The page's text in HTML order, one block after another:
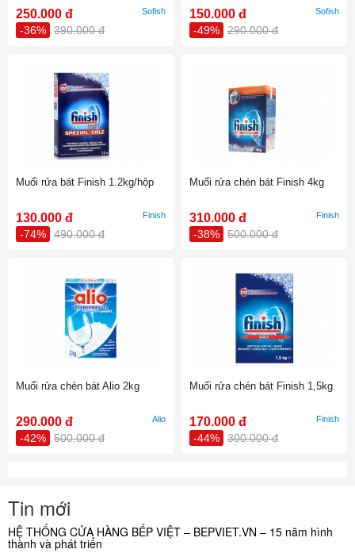
250.000 đ
-36% 390.000 đ
Sofish 150.000 đ
-49% 290.000 đ
Sofish
Muối rửa bát Finish 1.2kg/hộp
130.000 đ
-74% 490.000 đ
Finish
Muối rửa chén bát Finish 4kg
310.000 đ
-38% 500.000 đ
Finish
Muối rửa chén bát Alio 2kg
290.000 đ
-42% 500.000 đ
Alio
Muối rửa chén bát Finish 1,5kg
170.000 đ
-44% 300.000 đ
Finish
Tin mới
HỆ THỐNG CỬA HÀNG BẾP VIỆT – BEPVIET.VN – 15 năm hình
thành và phát triển